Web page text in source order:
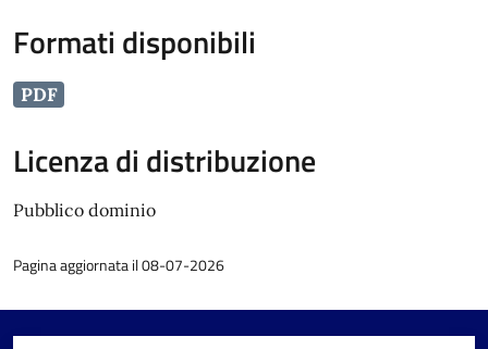
Formati disponibili
PDF
Licenza di distribuzione
Pubblico dominio
Pagina aggiornata il 08-07-2026